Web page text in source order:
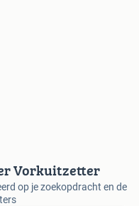
Vorkuitzetter
op je zoekopdracht en de